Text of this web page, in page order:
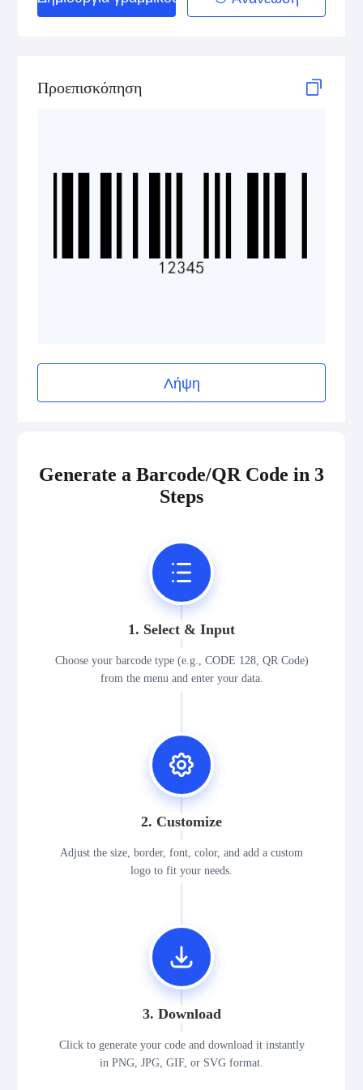
Προεπισκόπηση
Λήψη
Generate a Barcode/QR Code in 3
Steps
1. Select & Input
Choose your barcode type (e.g., CODE 128, QR Code)
from the menu and enter your data.
2. Customize
Adjust the size, border, font, color, and add a custom
logo to fit your needs.
3. Download
Click to generate your code and download it instantly
in PNG, JPG, GIF, or SVG format.